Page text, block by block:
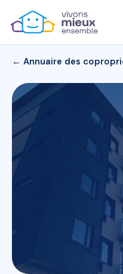
← Annuaire des